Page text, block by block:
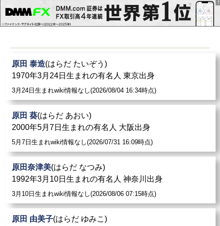
原田 泰造(はらだ たいぞう)
1970年3月24日生まれの有名人 東京出身
3月24日生まれwiki情報なし(2026/08/04 16:34時点)
原田 葵(はらだ あおい)
2000年5月7日生まれの有名人 大阪出身
5月7日生まれwiki情報なし(2026/07/31 16:09時点)
原田奈津美(はらだ なつみ)
1992年3月10日生まれの有名人 神奈川出身
3月10日生まれwiki情報なし(2026/08/06 07:15時点)
原田 由美子(はらだ ゆみこ)